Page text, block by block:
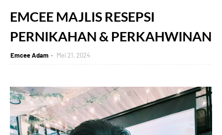
EMCEE MAJLIS RESEPSI
PERNIKAHAN & PERKAHWINAN
Emcee Adam Mei 21, 2024